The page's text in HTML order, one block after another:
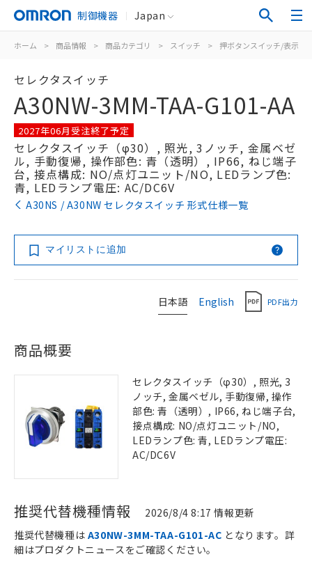
制御機器 Japan
ホーム > 商品情報 > 商品カテゴリ > スイッチ > 押ボタンスイッチ/表示灯
セレクタスイッチ
A30NW-3MM-TAA-G101-AA
2027年06月受注終了予定
セレクタスイッチ（φ30）, 照光, 3ノッチ, 金属ベゼ
ル, 手動復帰, 操作部色: 青（透明）, IP66, ねじ端子
台, 接点構成: NO/点灯ユニット/NO, LEDランプ色:
青, LEDランプ電圧: AC/DC6V
A30NS / A30NW セレクタスイッチ 形式仕様一覧
マイリストに追加
日本語 English PDF出力
商品概要
セレクタスイッチ（φ30）, 照光, 3
ノッチ, 金属ベゼル, 手動復帰, 操作
部色: 青（透明）, IP66, ねじ端子台,
接点構成: NO/点灯ユニット/NO,
LEDランプ色: 青, LEDランプ電圧:
AC/DC6V
推奨代替機種情報 2026/8/4 8:17 情報更新
推奨代替機種は A30NW-3MM-TAA-G101-AC となります。詳
細はプロダクトニュースをご確認ください。